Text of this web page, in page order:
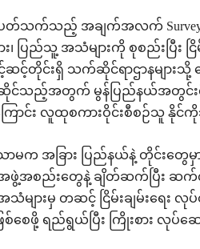
င့် ပတ်သက်သည့် အချက်အလက်
ပြည်သူ့ အသံများကို စုစည်းပြီး
တိုင်းရှိ သက်ဆိုင်ရာဌာနများသို့ ပ
သည့်အတွက် မွန်ပြည်နယ်အတွင်းရှိ ဒ
ြောင်း လူထုစကားဝိုင်းစီစဉ်သူ နို
မက အခြား ပြည်နယ်နဲ့ တိုင်းတွေ
အစည်းတွေနဲ့ ချိတ်ဆက်ပြီး ဆက်
များမှ တဆင့် ငြိမ်းချမ်းရေး
ေဖို့ ရည်ရွယ်ပြီး ကြိုးစား လုပ်